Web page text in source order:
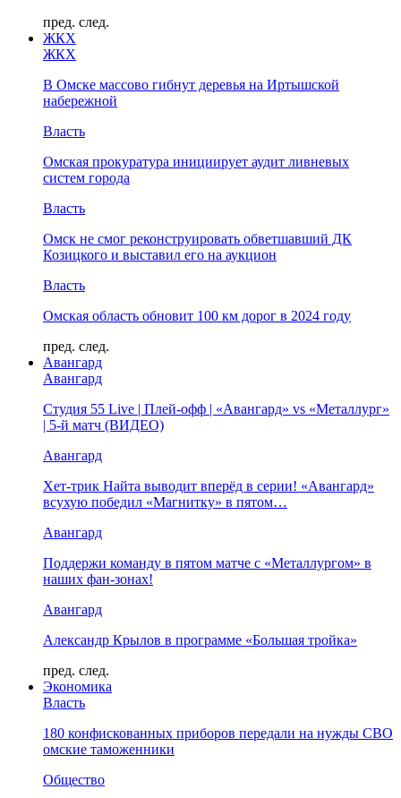
пред. след.
ЖКХ
ЖКХ
В Омске массово гибнут деревья на Иртышской
набережной
Власть
Омская прокуратура инициирует аудит ливневых
систем города
Власть
Омск не смог реконструировать обветшавший ДК
Козицкого и выставил его на аукцион
Власть
Омская область обновит 100 км дорог в 2024 году
пред. след.
Авангард
Авангард
Студия 55 Live | Плей-офф | «Авангард» vs «Металлург»
| 5-й матч (ВИДЕО)
Авангард
Хет-трик Найта выводит вперёд в серии! «Авангард»
всухую победил «Магнитку» в пятом…
Авангард
Поддержи команду в пятом матче с «Металлургом» в
наших фан-зонах!
Авангард
Александр Крылов в программе «Большая тройка»
пред. след.
Экономика
Власть
180 конфискованных приборов передали на нужды СВО
омские таможенники
Общество